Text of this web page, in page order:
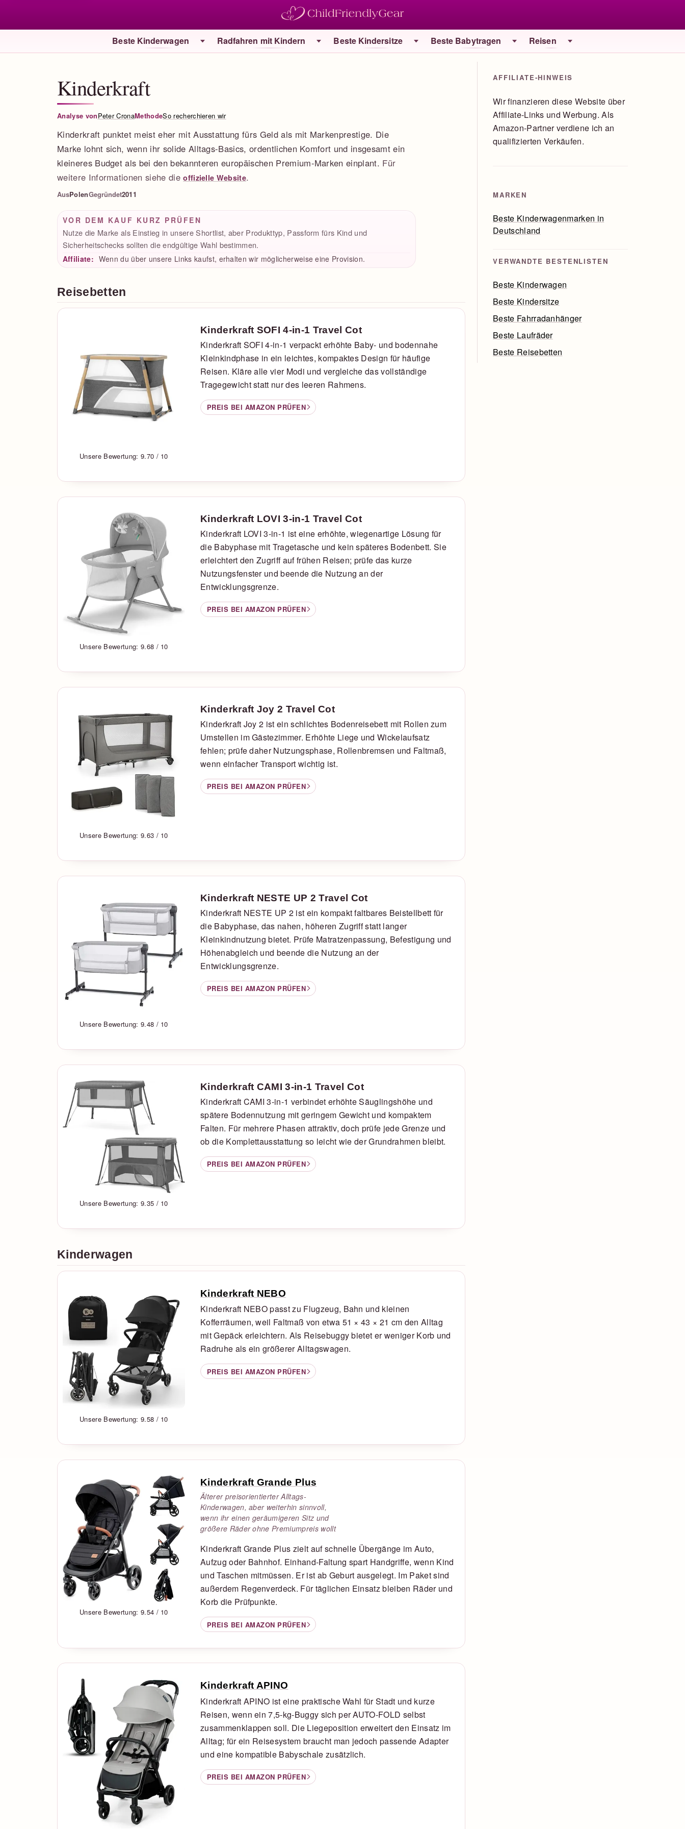
Beste Kinderwagen Radfahren mit Kindern Beste Kindersitze Beste Babytragen Reisen
Kinderkraft
Analyse vonPeter CronaMethodeSo recherchieren wir
Kinderkraft punktet meist eher mit Ausstattung fürs Geld als mit Markenprestige. Die
Marke lohnt sich, wenn ihr solide Alltags-Basics, ordentlichen Komfort und insgesamt ein
kleineres Budget als bei den bekannteren europäischen Premium-Marken einplant. Für
weitere Informationen siehe dieoffizielle Website.
AusPolenGegründet2011
VOR DEM KAUF KURZ PRÜFEN
Nutze die Marke als Einstieg in unsere Shortlist, aber Produkttyp, Passform fürs Kind und
Sicherheitschecks sollten die endgültige Wahl bestimmen.
Affiliate: Wenn du über unsere Links kaufst, erhalten wir möglicherweise eine Provision.
AFFILIATE-HINWEIS
Wir finanzieren diese Website über
Affiliate-Links und Werbung. Als
Amazon-Partner verdiene ich an
qualifizierten Verkäufen.
MARKEN
Beste Kinderwagenmarken in
Deutschland
VERWANDTE BESTENLISTEN
Beste Kinderwagen
Beste Kindersitze
Beste Fahrradanhänger
Beste Laufräder
Beste Reisebetten
Reisebetten
Unsere Bewertung: 9.70 / 10
Kinderkraft SOFI 4-in-1 Travel Cot
Kinderkraft SOFI 4-in-1 verpackt erhöhte Baby- und bodennahe
Kleinkindphase in ein leichtes, kompaktes Design für häufige
Reisen. Kläre alle vier Modi und vergleiche das vollständige
Tragegewicht statt nur des leeren Rahmens.
PREIS BEI AMAZON PRÜFEN
Unsere Bewertung: 9.68 / 10
Kinderkraft LOVI 3-in-1 Travel Cot
Kinderkraft LOVI 3-in-1 ist eine erhöhte, wiegenartige Lösung für
die Babyphase mit Tragetasche und kein späteres Bodenbett. Sie
erleichtert den Zugriff auf frühen Reisen; prüfe das kurze
Nutzungsfenster und beende die Nutzung an der
Entwicklungsgrenze.
PREIS BEI AMAZON PRÜFEN
Unsere Bewertung: 9.63 / 10
Kinderkraft Joy 2 Travel Cot
Kinderkraft Joy 2 ist ein schlichtes Bodenreisebett mit Rollen zum
Umstellen im Gästezimmer. Erhöhte Liege und Wickelaufsatz
fehlen; prüfe daher Nutzungsphase, Rollenbremsen und Faltmaß,
wenn einfacher Transport wichtig ist.
PREIS BEI AMAZON PRÜFEN
Unsere Bewertung: 9.48 / 10
Kinderkraft NESTE UP 2 Travel Cot
Kinderkraft NESTE UP 2 ist ein kompakt faltbares Beistellbett für
die Babyphase, das nahen, höheren Zugriff statt langer
Kleinkindnutzung bietet. Prüfe Matratzenpassung, Befestigung und
Höhenabgleich und beende die Nutzung an der
Entwicklungsgrenze.
PREIS BEI AMAZON PRÜFEN
Unsere Bewertung: 9.35 / 10
Kinderkraft CAMI 3-in-1 Travel Cot
Kinderkraft CAMI 3-in-1 verbindet erhöhte Säuglingshöhe und
spätere Bodennutzung mit geringem Gewicht und kompaktem
Falten. Für mehrere Phasen attraktiv, doch prüfe jede Grenze und
ob die Komplettausstattung so leicht wie der Grundrahmen bleibt.
PREIS BEI AMAZON PRÜFEN
Kinderwagen
Unsere Bewertung: 9.58 / 10
Kinderkraft NEBO
Kinderkraft NEBO passt zu Flugzeug, Bahn und kleinen
Kofferräumen, weil Faltmaß von etwa 51 × 43 × 21 cm den Alltag
mit Gepäck erleichtern. Als Reisebuggy bietet er weniger Korb und
Radruhe als ein größerer Alltagswagen.
PREIS BEI AMAZON PRÜFEN
Unsere Bewertung: 9.54 / 10
Kinderkraft Grande Plus
Älterer preisorientierter Alltags-
Kinderwagen, aber weiterhin sinnvoll,
wenn ihr einen geräumigeren Sitz und
größere Räder ohne Premiumpreis wollt
Kinderkraft Grande Plus zielt auf schnelle Übergänge im Auto,
Aufzug oder Bahnhof. Einhand-Faltung spart Handgriffe, wenn Kind
und Taschen mitmüssen. Er ist ab Geburt ausgelegt. Im Paket sind
außerdem Regenverdeck. Für täglichen Einsatz bleiben Räder und
Korb die Prüfpunkte.
PREIS BEI AMAZON PRÜFEN
Kinderkraft APINO
Kinderkraft APINO ist eine praktische Wahl für Stadt und kurze
Reisen, wenn ein 7,5-kg-Buggy sich per AUTO-FOLD selbst
zusammenklappen soll. Die Liegeposition erweitert den Einsatz im
Alltag; für ein Reisesystem braucht man jedoch passende Adapter
und eine kompatible Babyschale zusätzlich.
PREIS BEI AMAZON PRÜFEN